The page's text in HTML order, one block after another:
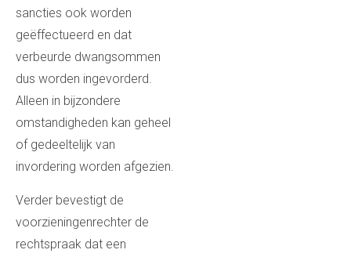
sancties ook worden
geëffectueerd en dat
verbeurde dwangsommen
dus worden ingevorderd.
Alleen in bijzondere
omstandigheden kan geheel
of gedeeltelijk van
invordering worden afgezien.
Verder bevestigt de
voorzieningenrechter de
rechtspraak dat een